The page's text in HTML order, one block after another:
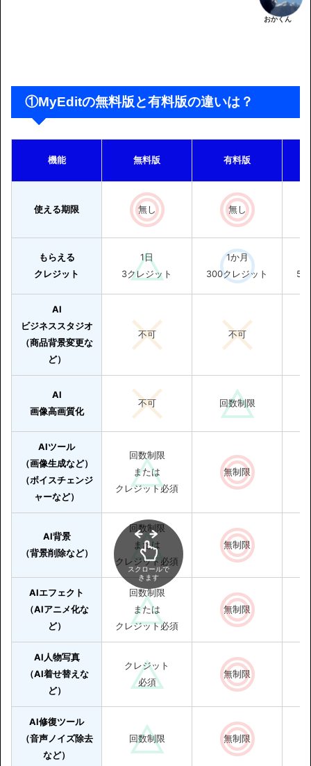
おかくん
①MyEditの無料版と有料版の違いは？
機能 無料版
有料版
使える期限 無し 無し
もらえる
クレジット
1日
3クレジット
1か月
300クレジット
AI
ビジネススタジオ
（商品背景変更な
ど）
不可 不可
AI
画像高画質化
不可 回数制限
AIツール
（画像生成など）
（ボイスチェンジ
ャーなど）
回数制限
または
クレジット必須
無制限
AI背景
（背景削除など）
回数制限
または
クレジット必須
無制限
AIエフェクト
（AIアニメ化な
ど）
回数制限
または
クレジット必須
無制限
AI人物写真
（AI着せ替えな
ど）
クレジット
必須
無制限
AI修復ツール
（音声ノイズ除去
など）
回数制限 無制限
スクロールで
きます